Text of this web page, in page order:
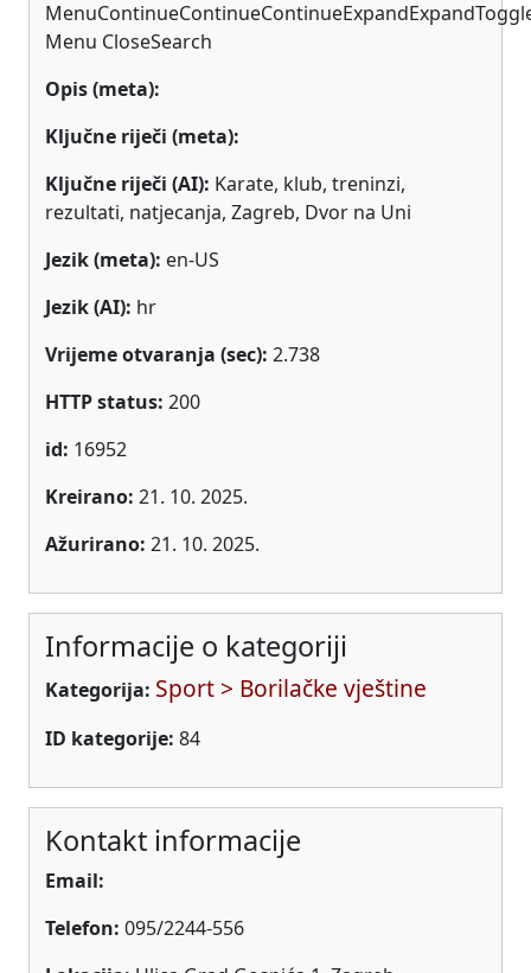
Menu CloseSearch
Opis (meta):
Ključne riječi (meta):
Ključne riječi (AI): Karate, klub, treninzi,
rezultati, natjecanja, Zagreb, Dvor na Uni
Jezik (meta): en-US
Jezik (AI): hr
Vrijeme otvaranja (sec): 2.738
HTTP status: 200
id: 16952
Kreirano: 21. 10. 2025.
Ažurirano: 21. 10. 2025.
Informacije o kategoriji
Kategorija: Sport > Borilačke vještine
ID kategorije: 84
Kontakt informacije
Email:
Telefon: 095/2244-556